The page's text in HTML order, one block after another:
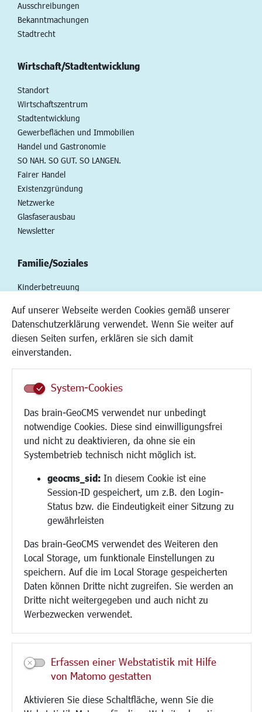
Auf unserer Webseite werden Cookies gemäß unserer
Datenschutzerklärung verwendet. Wenn Sie weiter auf
diesen Seiten surfen, erklären sie sich damit
einverstanden.
System-Cookies
Das brain-GeoCMS verwendet nur unbedingt
notwendige Cookies. Diese sind einwilligungsfrei
und nicht zu deaktivieren, da ohne sie ein
Systembetrieb technisch nicht möglich ist.
geocms_sid: In diesem Cookie ist eine
Session-ID gespeichert, um z.B. den Login-
Status bzw. die Eindeutigkeit einer Sitzung zu
gewährleisten
Das brain-GeoCMS verwendet des Weiteren den
Local Storage, um funktionale Einstellungen zu
speichern. Auf die im Local Storage gespeicherten
Daten können Dritte nicht zugreifen. Sie werden an
Dritte nicht weitergegeben und auch nicht zu
Werbezwecken verwendet.
Erfassen einer Webstatistik mit Hilfe
von Matomo gestatten
Aktivieren Sie diese Schaltfläche, wenn Sie die
Ausschreibungen
Bekanntmachungen
Stadtrecht
Wirtschaft/Stadtentwicklung
Standort
Wirtschaftszentrum
Stadtentwicklung
Gewerbeflächen und Immobilien
Handel und Gastronomie
SO NAH. SO GUT. SO LANGEN.
Fairer Handel
Existenzgründung
Netzwerke
Glasfaserausbau
Newsletter
Familie/Soziales
Kinderbetreuung
Institutionen für Familien
Frauen
Senioren/Haltestelle
Inklusion
Schule
Migration und Zusammenleben
Ukrainehilfe
Hilfe für Geflüchtete
Religion
Bauen/Umwelt/Mobilität
Bebauungsplanung
Umwelt/Klima/Abfall
Verkehr/Mobilität
Glasfaserausbau
Aktuelle Baustellen
Paddelteich
CINDY S
Kultur/Freizeit/Tourismus
Stadtporträt
Musikschule
Volkshochschule